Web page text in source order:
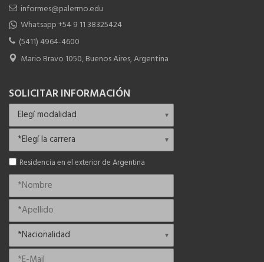
informes@palermo.edu
Whatsapp +54 9 11 38325424
(5411) 4964-4600
Mario Bravo 1050, Buenos Aires, Argentina
SOLICITAR INFORMACIÓN
Residencia en el exterior de Argentina